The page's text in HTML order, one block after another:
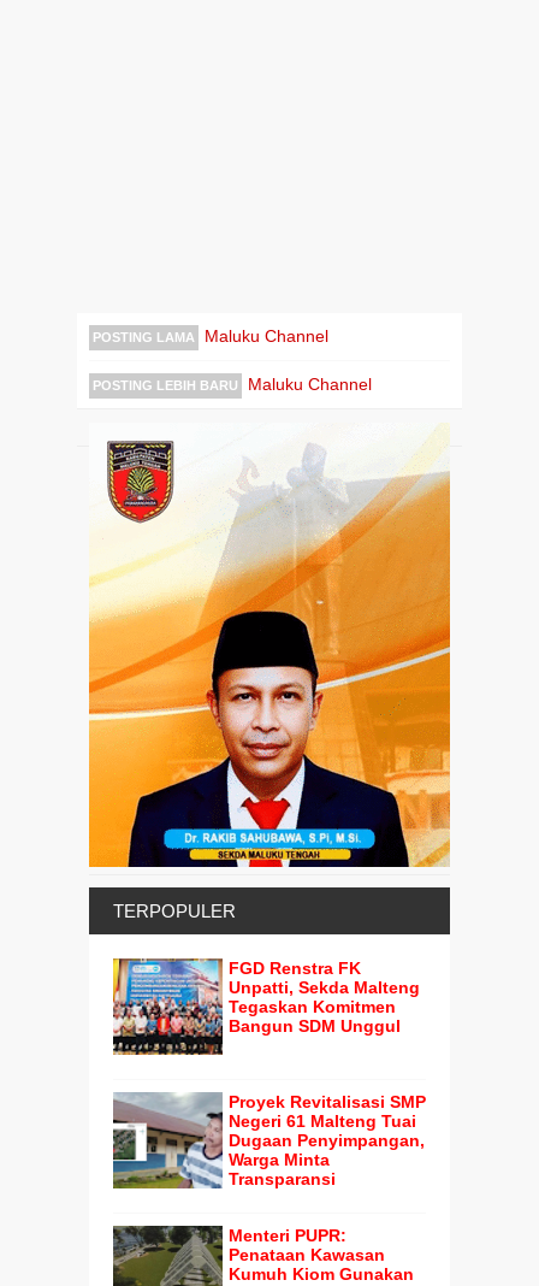
POSTING LAMA Maluku Channel
POSTING LEBIH BARU Maluku Channel
TERPOPULER
FGD Renstra FK
Unpatti, Sekda Malteng
Tegaskan Komitmen
Bangun SDM Unggul
Proyek Revitalisasi SMP
Negeri 61 Malteng Tuai
Dugaan Penyimpangan,
Warga Minta
Transparansi
Menteri PUPR:
Penataan Kawasan
Kumuh Kiom Gunakan